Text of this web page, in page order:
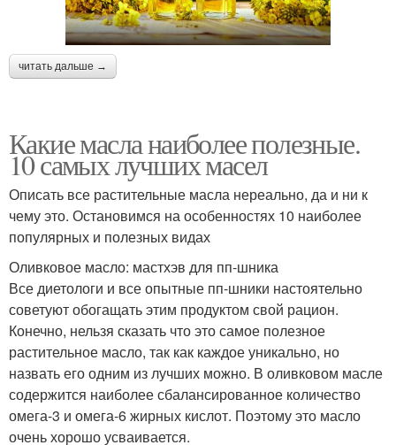
читать дальше →
Какие масла наиболее полезные.
10 самых лучших масел
Описать все растительные масла нереально, да и ни к
чему это. Остановимся на особенностях 10 наиболее
популярных и полезных видах
Оливковое масло: мастхэв для пп-шника
Все диетологи и все опытные пп-шники настоятельно
советуют обогащать этим продуктом свой рацион.
Конечно, нельзя сказать что это самое полезное
растительное масло, так как каждое уникально, но
назвать его одним из лучших можно. В оливковом масле
содержится наиболее сбалансированное количество
омега-3 и омега-6 жирных кислот. Поэтому это масло
очень хорошо усваивается.